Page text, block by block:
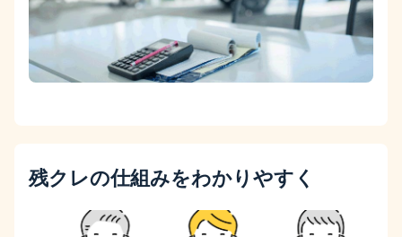
残クレの仕組みをわかりやすく